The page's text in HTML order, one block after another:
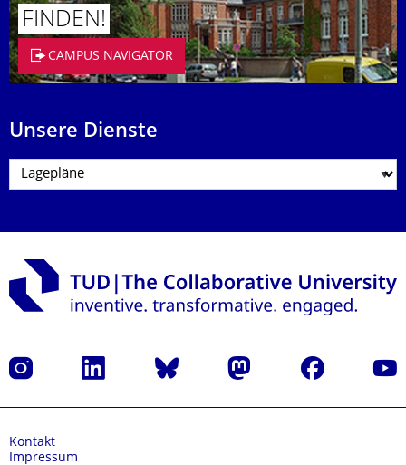
FINDEN!
CAMPUS NAVIGATOR
Unsere Dienste
Instagram LinkedIn Bluesky Mastodon Facebook
Kontakt
Impressum